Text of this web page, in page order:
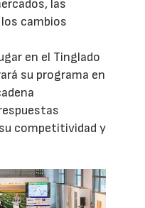
las
cambios
en el Tinglado
su programa en
competitividad y